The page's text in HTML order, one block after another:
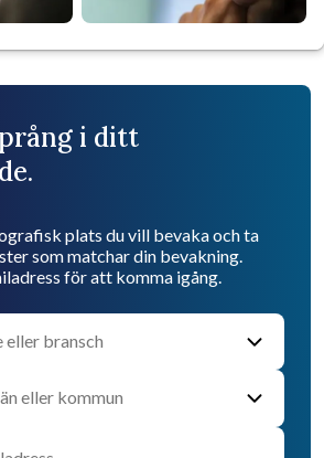
i ditt
plats du vill bevaka och ta
som matchar din bevakning.
för att komma igång.